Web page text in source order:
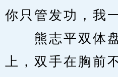
你只管发功，我
熊志平双体盘
上，双手在胸前